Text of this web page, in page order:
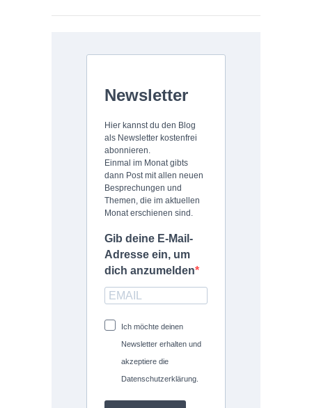
Newsletter
Hier kannst du den Blog
als Newsletter kostenfrei
abonnieren.
Einmal im Monat gibts
dann Post mit allen neuen
Besprechungen und
Themen, die im aktuellen
Monat erschienen sind.
Gib deine E-Mail-
Adresse ein, um
dich anzumelden
Ich möchte deinen
Newsletter erhalten und
akzeptiere die
Datenschutzerklärung.